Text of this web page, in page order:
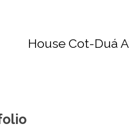
House Cot-Duá